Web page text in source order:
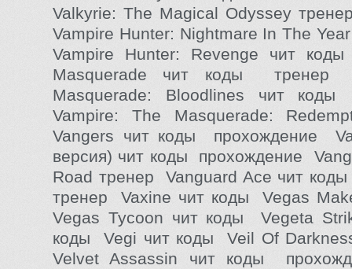
Valkyrie: The Magical Odyssey
Vampire Hunter: Nightmare In The
Vampire Hunter: Revenge чит
Masquerade чит коды тренер
Masquerade: Bloodlines чит
Vampire: The Masquerade:
Vangers чит коды прохождение
версия) чит коды прохождение
Road тренер Vanguard Ace чит
тренер Vaxine чит коды Vegas
Vegas Tycoon чит коды Vegeta
коды Vegi чит коды Veil Of
Velvet Assassin чит коды